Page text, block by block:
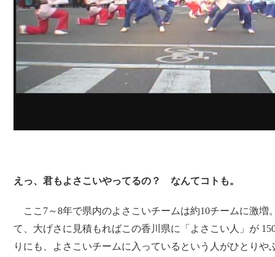
えっ、君もよさこいやってるの？ なんてコトも。
ここ7～8年で県内のよさこいチームは約10チームに激増
て、大げさに見積もればこの香川県に「よさこい人」が
りにも、よさこいチームに入っているという人がひとり